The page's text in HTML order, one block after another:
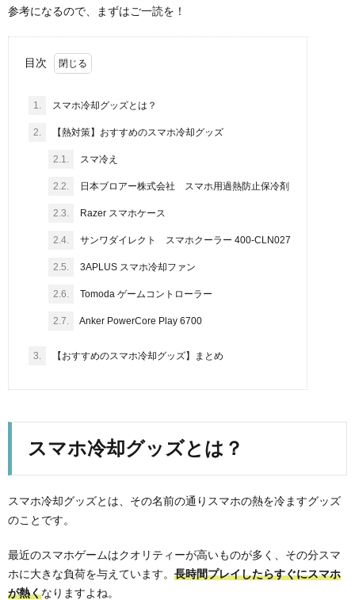
参考になるので、まずはご一読を！
目次
1. スマホ冷却グッズとは？
2. 【熱対策】おすすめのスマホ冷却グッズ
2.1. スマ冷え
2.2. 日本ブロアー株式会社 スマホ用過熱防止保冷剤
2.3. Razer スマホケース
2.4. サンワダイレクト スマホクーラー 400-CLN027
2.5. 3APLUS スマホ冷却ファン
2.6. Tomoda ゲームコントローラー
2.7. Anker PowerCore Play 6700
3. 【おすすめのスマホ冷却グッズ】まとめ
スマホ冷却グッズとは？
スマホ冷却グッズとは、その名前の通りスマホの熱を冷ますグッズ
のことです。
最近のスマホゲームはクオリティーが高いものが多く、その分スマ
ホに大きな負荷を与えています。 長時間プレイしたらすぐにスマホ
が熱くなりますよね。